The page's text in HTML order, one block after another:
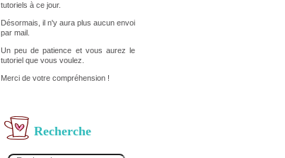
tutoriels à ce jour.
Désormais, il n'y aura plus aucun envoi
par mail.
Un peu de patience et vous aurez le
tutoriel que vous voulez.
Merci de votre compréhension !
Recherche